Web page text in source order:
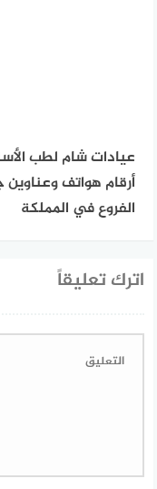
عيادات شام لطب
أرقام هواتف
الفروع في المملكة
اترك تعليقاً